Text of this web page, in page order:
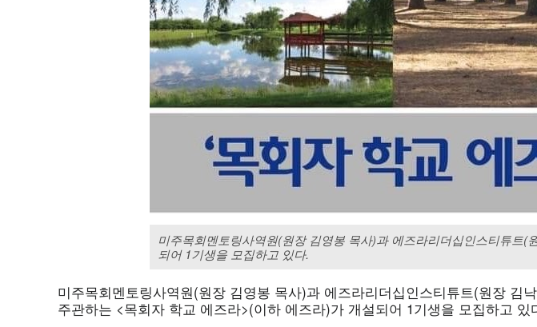
미주목회멘토링사역원(원장 김영봉 목사)과 에즈라리더십인스티튜트
되어 1기생을 모집하고 있다.
미주목회멘토링사역원(원장 김영봉 목사)과 에즈라리더십인스티튜트(원장 김
주관하는 <목회자 학교 에즈라>(이하 에즈라)가 개설되어 1기생을 모집하고 있